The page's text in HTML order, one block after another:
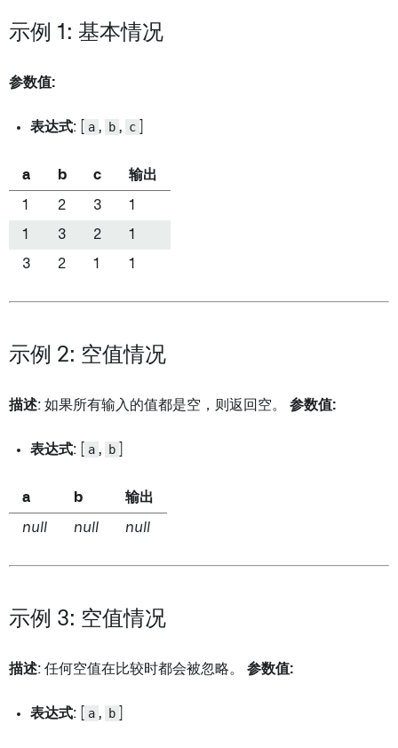
示例 1: 基本情况
参数值:
表达式: [ a , b , c
a b c 输出
1 2 3 1
1 3 2 1
3 2 1 1
示例 2: 空值情况
描述: 如果所有输入的值都是空，则返回空。 参数值:
表达式: [ a , b
a b 输出
null null null
示例 3: 空值情况
描述: 任何空值在比较时都会被忽略。 参数值:
表达式: [ a , b